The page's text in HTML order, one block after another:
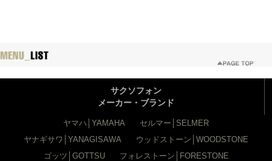
サクソフォン
メーカー・ブランド
ヤマハ│YAMAHA
セルマー│SELMER
ヤナギサワ│YANAGISAWA
ウッドストーン│WOODSTONE
ゴッツ│GOTTSU
フォレストーン│FORESTONE